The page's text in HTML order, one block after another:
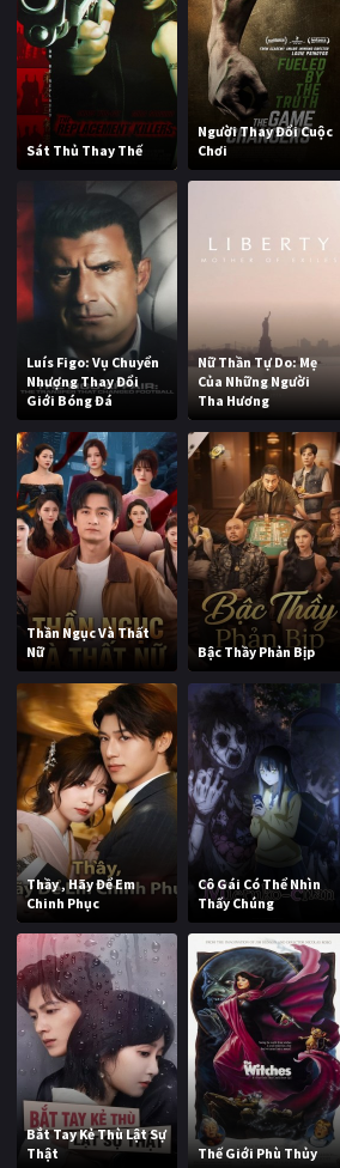
Sát Thủ Thay Thế
Người Thay Đổi Cuộc
Chơi
Luís Figo: Vụ Chuyển
Nhượng Thay Đổi
Giới Bóng Đá
Nữ Thần Tự Do: Mẹ
Của Những Người
Tha Hương
Thần Ngục Và Thất
Nữ
Bậc Thầy Phản Bịp
Thầy , Hãy Để Em
Chinh Phục
Cô Gái Có Thể Nhìn
Thấy Chúng
Bắt Tay Kẻ Thù Lật Sự
Thật
Thế Giới Phù Thủy